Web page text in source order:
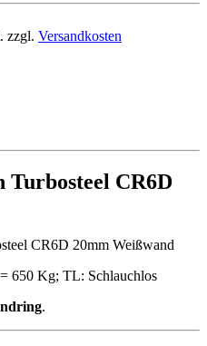
zzgl. Versandkosten
Turbosteel CR6D
CR6D 20mm Weißwand
650 Kg; TL: Schlauchlos
.